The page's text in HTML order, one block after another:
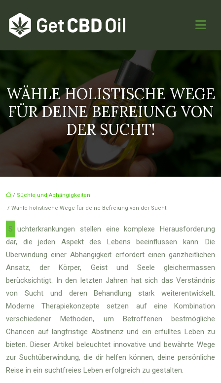
WÄHLE HOLISTISCHE WEGE
FÜR DEINE BEFREIUNG VON
DER SUCHT!
/ Süchte und Abhängigkeiten
/ Wähle holistische Wege für deine Befreiung von der Sucht!
Suchterkrankungen stellen eine komplexe Herausforderung
dar, die jeden Aspekt des Lebens beeinflussen kann. Die
Überwindung einer Abhängigkeit erfordert einen ganzheitlichen
Ansatz, der Körper, Geist und Seele gleichermassen
berücksichtigt. In den letzten Jahren hat sich das Verständnis
von Sucht und deren Behandlung stark weiterentwickelt.
Moderne Therapiekonzepte setzen auf eine Kombination
verschiedener Methoden, um Betroffenen bestmögliche
Chancen auf langfristige Abstinenz und ein erfülltes Leben zu
bieten. Dieser Artikel beleuchtet innovative und bewährte Wege
zur Suchtüberwindung, die dir helfen können, deine persönliche
Reise in ein suchtfreies Leben erfolgreich zu gestalten.